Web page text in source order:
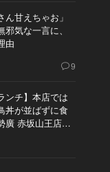
ん甘えちゃお」
気な一言に、
由
9
ンチ】本店では
丼が並ばずに食
廣 赤坂山王店』